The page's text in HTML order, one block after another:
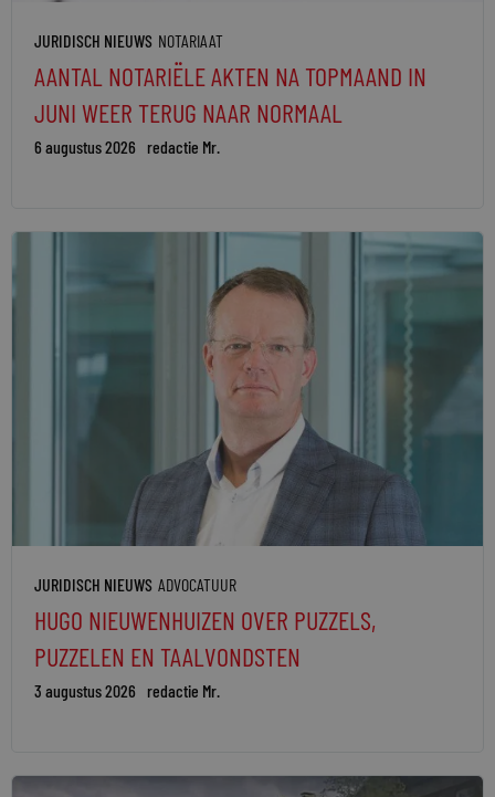
JURIDISCH NIEUWS NOTARIAAT
AANTAL NOTARIËLE AKTEN NA TOPMAAND IN
JUNI WEER TERUG NAAR NORMAAL
6 augustus 2026 redactie Mr.
JURIDISCH NIEUWS ADVOCATUUR
HUGO NIEUWENHUIZEN OVER PUZZELS,
PUZZELEN EN TAALVONDSTEN
3 augustus 2026 redactie Mr.